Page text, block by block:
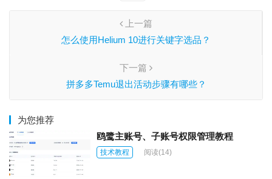
上一篇
怎么使用Helium 10进行关键字选品？
下一篇
拼多多Temu退出活动步骤有哪些？
为您推荐
鸥鹭主账号、子账号权限管理教程
技术教程 阅读(14)